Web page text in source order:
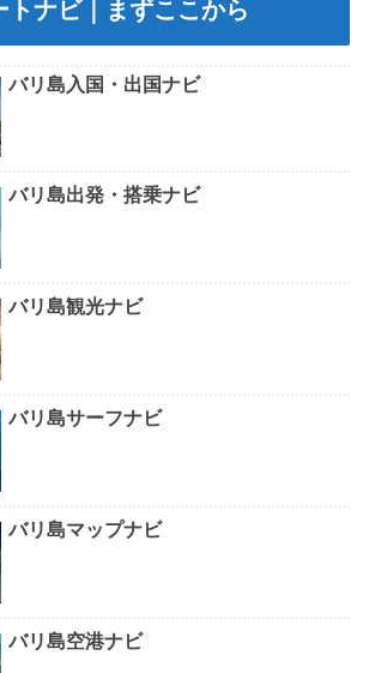
トナビ｜まずここから
バリ島入国・出国ナビ
バリ島出発・搭乗ナビ
バリ島観光ナビ
バリ島サーフナビ
バリ島マップナビ
バリ島空港ナビ